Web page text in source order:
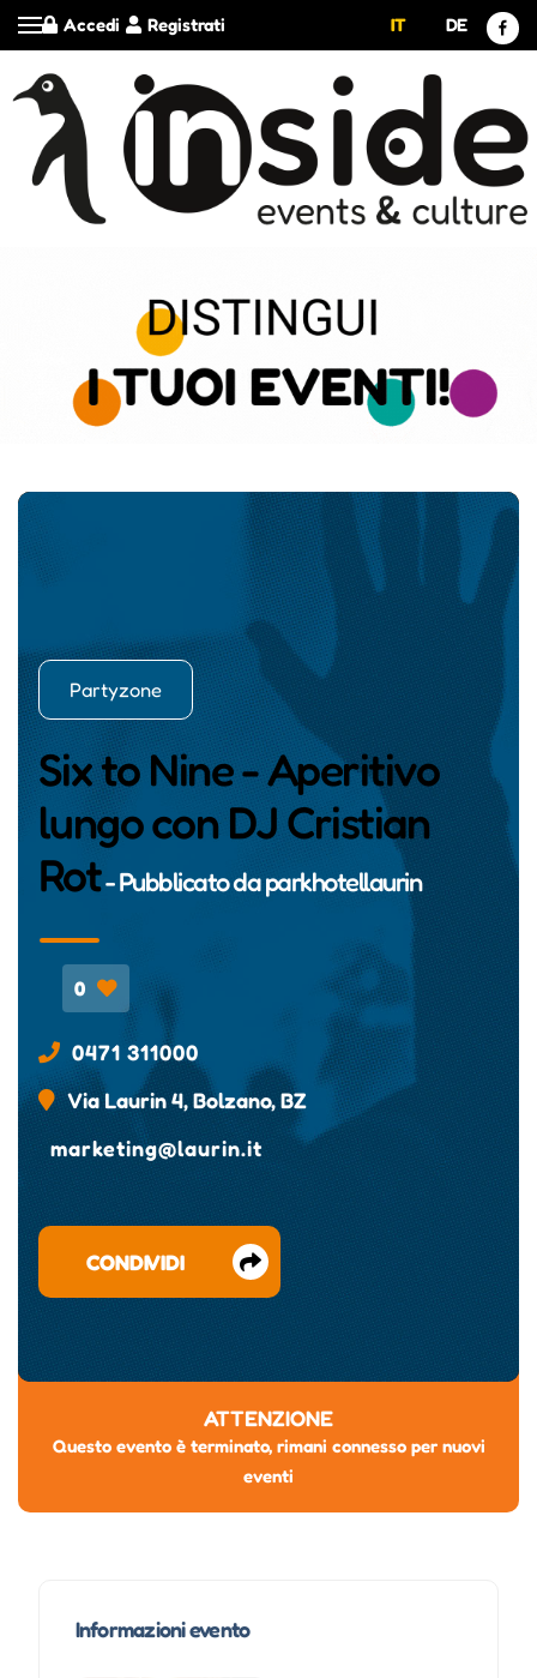
Registrati
Accedi IT DE
Partyzone
Six to Nine - Aperitivo
lungo con DJ Cristian
Rot- Pubblicato daparkhotellaurin
0
0471 311000
Via Laurin 4, Bolzano, BZ
marketing@laurin.it
CONDIVIDI
ATTENZIONE
Questo evento è terminato, rimani connesso per nuovi
eventi
Informazioni evento